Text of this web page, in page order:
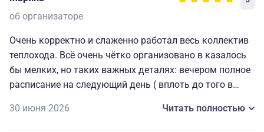
об организаторе
Очень корректно и слаженно работал весь коллектив
теплохода. Всё очень чётко организовано в казалось
бы мелких, но таких важных деталях: вечером полное
расписание на следующий день ( вплоть до того в
работающие наушники для экскурсий и т. д. Мелочи,
30 июня 2026 Читать полностью